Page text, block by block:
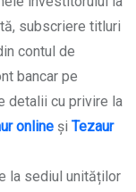
subscriere titluri
contul de
bancar pe
detalii cu privire la
online și Tezaur
la sediul unităților